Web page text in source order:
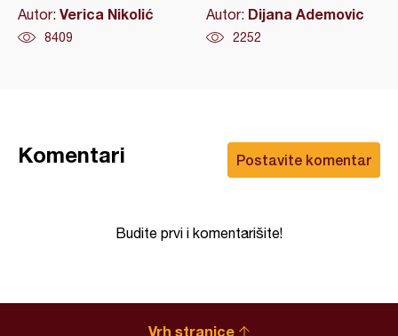
Autor: Verica Nikolić
8409
Autor: Dijana Ademovic
2252
Postavite komentar
Komentari
Budite prvi i komentarišite!
Vrh stranice